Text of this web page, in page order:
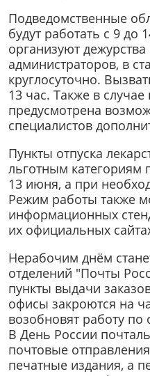
Подведомственные
будут работать с 9 до
организуют дежурства
администраторов, в
круглосуточно.
13 час. Также в
предусмотрена
специалистов
Пункты отпуска
льготным категориям
13 июня, а при
Режим работы также
информационных
их официальных
Нерабочим днём
отделений "Почты
пункты выдачи
офисы закроются на
возобновят работу
В День России
почтовые
печатные издания, а